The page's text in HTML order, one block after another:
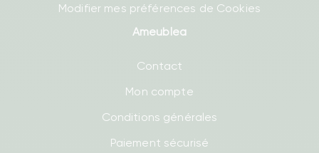
Modifier mes préférences de Cookies
Ameublea
Contact
Mon compte
Conditions générales
Paiement sécurisé